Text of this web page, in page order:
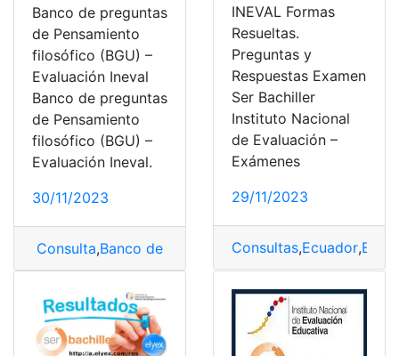
Banco de preguntas
de Pensamiento
filosófico (BGU) –
Evaluación Ineval
Banco de preguntas
de Pensamiento
filosófico (BGU) –
Evaluación Ineval.
30/11/2023
Consulta,Banco de Preguntas,INEVAL,Pensamiento
INEVAL Formas
Resueltas.
Preguntas y
Respuestas Examen
Ser Bachiller
Instituto Nacional
de Evaluación –
Exámenes
29/11/2023
Consultas,Ecuador,